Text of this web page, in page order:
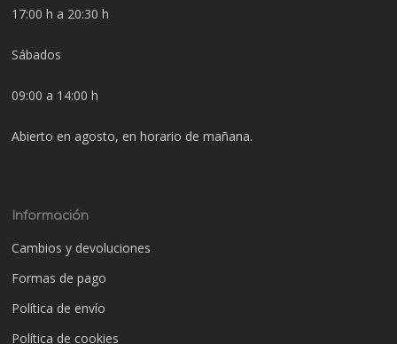
17:00 h a 20:30 h
Sábados
09:00 a 14:00 h
Abierto en agosto, en horario de mañana.
Información
Cambios y devoluciones
Formas de pago
Política de envío
Política de cookies